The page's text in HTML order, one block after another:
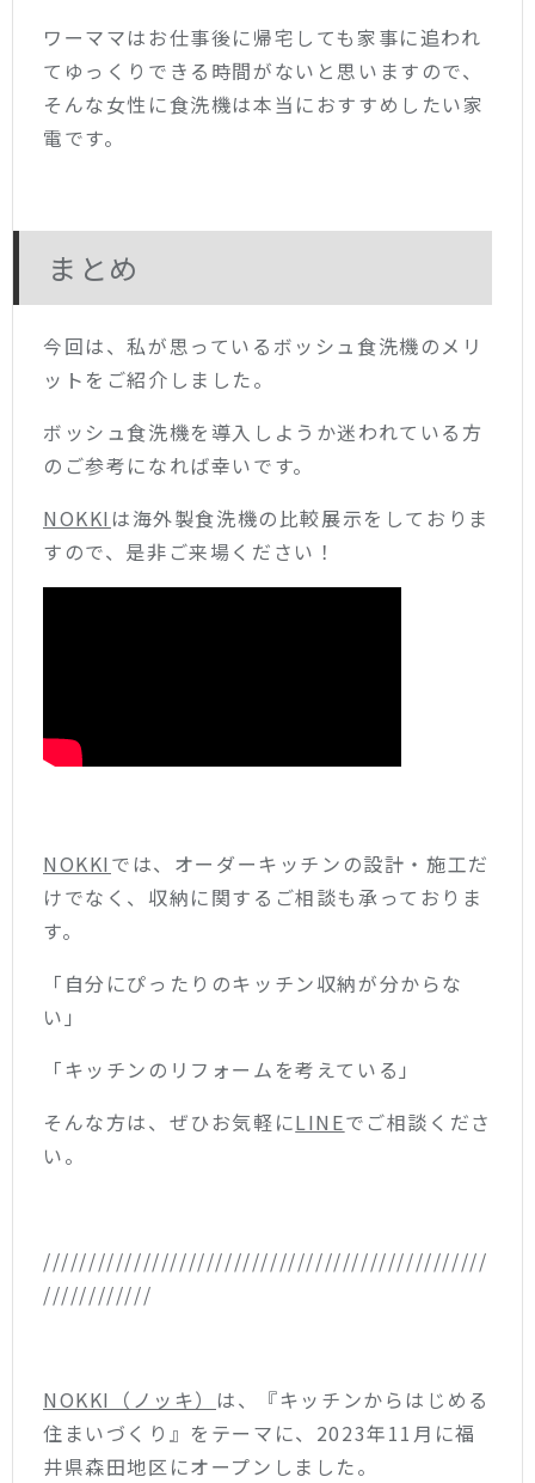
ワーママはお仕事後に帰宅しても家事に追われ
てゆっくりできる時間がないと思いますので、
そんな女性に食洗機は本当におすすめしたい家
電です。
まとめ
今回は、私が思っているボッシュ食洗機のメリ
ットをご紹介しました。
ボッシュ食洗機を導入しようか迷われている方
のご参考になれば幸いです。
NOKKI は海外製食洗機の比較展示をしておりま
すので、是非ご来場ください！
NOKKIでは、オーダーキッチンの設計・施工だ
けでなく、収納に関するご相談も承っておりま
す。
「自分にぴったりのキッチン収納が分からな
い」
「キッチンのリフォームを考えている」
そんな方は、ぜひお気軽にLINEでご相談くださ
い。
/////////////////////////////////////////////////
////////////
NOKKI（ノッキ） は、『キッチンからはじめる
住まいづくり』をテーマに、2023年11月に福
井県森田地区にオープンしました。